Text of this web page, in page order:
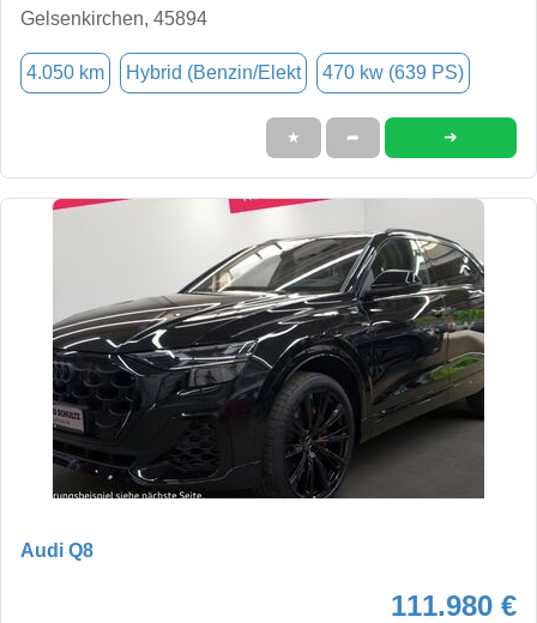
Gelsenkirchen, 45894
4.050 km Hybrid (Benzin/Elekt 470 kw (639 PS)
★ ➦ ➜
Audi Q8
111.980 €